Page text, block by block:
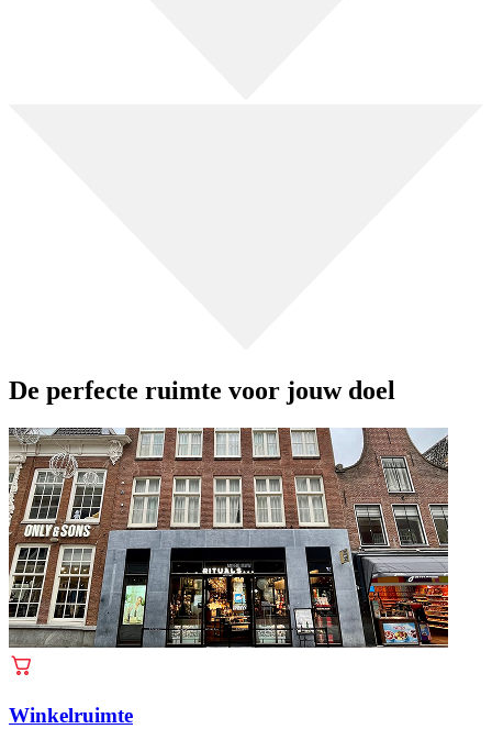
De perfecte ruimte voor jouw doel
Winkelruimte